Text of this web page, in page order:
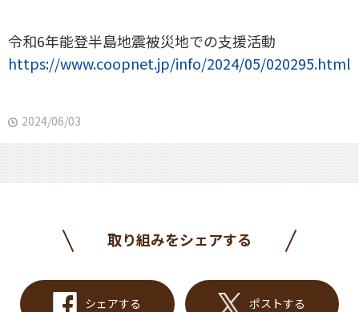
令和6年能登半島地震被災地での支援活動
https://www.coopnet.jp/info/2024/05/020295.html
2024/06/03
取り組みをシェアする
シェアする ポストする